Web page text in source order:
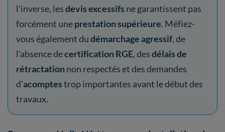
l'inverse, lesdevis excessifs ne garantissent pas
forcément uneprestation supérieure. Méfiez-
vous également dudémarchage agressif, de
l'absence decertification RGE, desdélais de
rétractationnon respectés et des demandes
d'acomptestrop importantes avant le début des
travaux.